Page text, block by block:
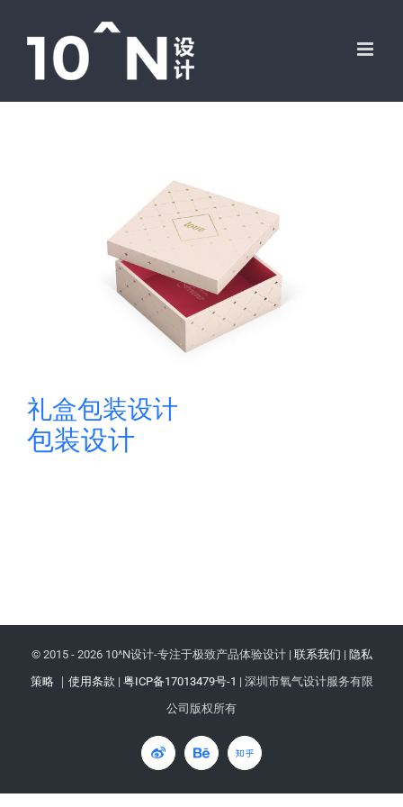
礼盒包装设计
包装设计
© 2015 - 2026 10^N设计-专注于极致产品体验设计 | 联系我们 | 隐私
策略 ｜ 使用条款 | 粤ICP备17013479号-1 | 深圳市氧气设计服务有限
公司版权所有
微
博
Behance
知
乎